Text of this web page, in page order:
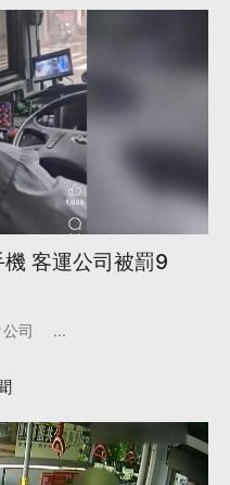
客運公司被罰9
公司 ...